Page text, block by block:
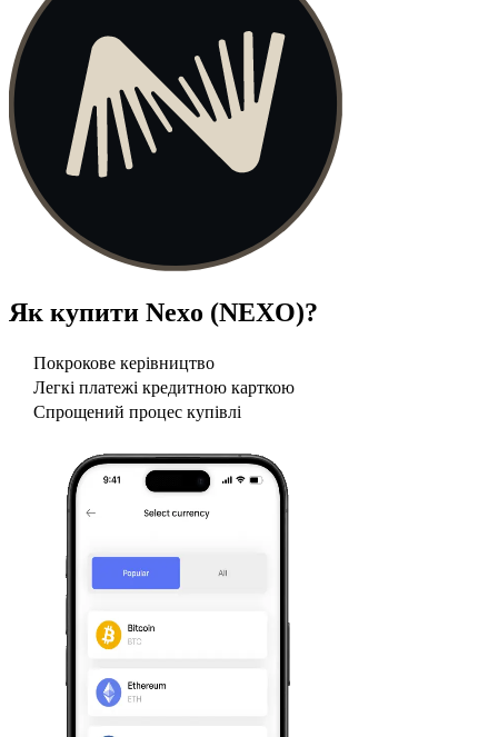
Як купити Nexo (NEXO)?
Покрокове керівництво
Легкі платежі кредитною карткою
Спрощений процес купівлі